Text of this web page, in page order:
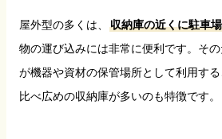
屋外型の多くは、 収納庫の近くに駐車
物の運び込みには非常に便利です。そ
が機器や資材の保管場所として利用す
比べ広めの収納庫が多いのも特徴です。